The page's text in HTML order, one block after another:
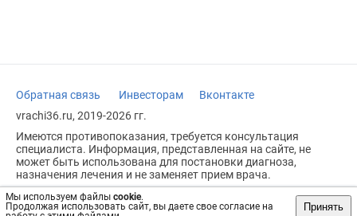
Мы используем файлы cookie.
Продолжая использовать сайт, вы даете свое согласие на
Принять
Обратная связь Инвесторам
Вконтакте
vrachi36.ru, 2019-2026 гг.
Имеются противопоказания, требуется консультация
специалиста. Информация, представленная на сайте, не
может быть использована для постановки диагноза,
назначения лечения и не заменяет прием врача.
Возрастное ограничение: 18+